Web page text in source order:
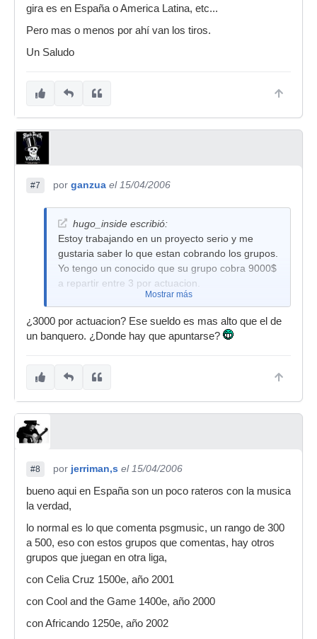
gira es en España o America Latina, etc...
Pero mas o menos por ahí van los tiros.
Un Saludo
#7 por ganzua el 15/04/2006
hugo_inside escribió:
Estoy trabajando en un proyecto serio y me
gustaria saber lo que estan cobrando los grupos.
Yo tengo un conocido que su grupo cobra 9000$
a repartir entre 3 por actuacion.
Mostrar más
¿3000 por actuacion? Ese sueldo es mas alto que el de
un banquero. ¿Donde hay que apuntarse?
#8 por jerriman,s el 15/04/2006
bueno aqui en España son un poco rateros con la musica
la verdad,
lo normal es lo que comenta psgmusic, un rango de 300
a 500, eso con estos grupos que comentas, hay otros
grupos que juegan en otra liga,
con Celia Cruz 1500e, año 2001
con Cool and the Game 1400e, año 2000
con Africando 1250e, año 2002